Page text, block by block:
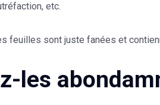
etc.
feuilles sont juste fanées et
les